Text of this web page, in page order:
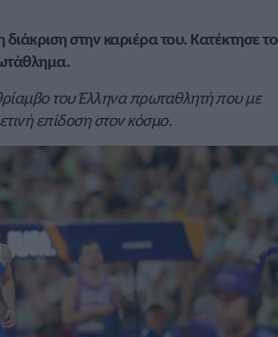
στην καριέρα του. Κατέκτησε το
του Έλληνα πρωταθλητή που με
επίδοση στον κόσμο.